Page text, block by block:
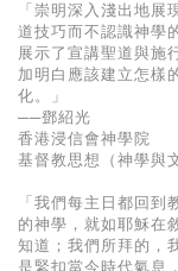
「崇明深入淺出地
道技巧而不認識神學
展示了宣講聖道與
加明白應該建立怎樣
化。」
──鄧紹光
香港浸信會神學院
基督教思想（神學與
「我們每主日都回
的神學，就如耶穌在
知道；我們所拜的，
是緊扣當今時代氣息